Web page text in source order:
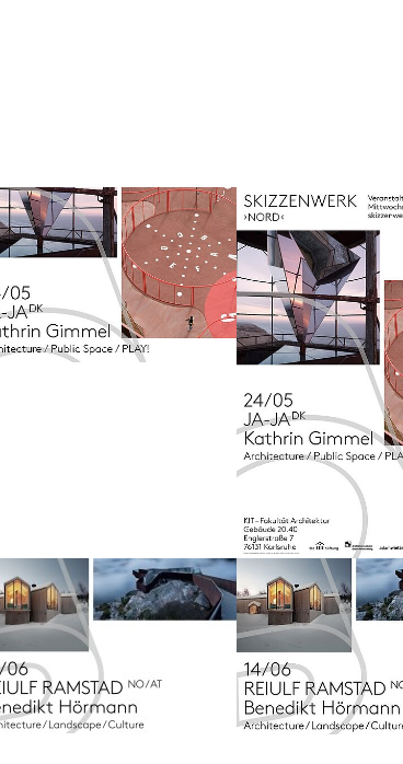
larger version Show larger version
larger version Show larger version